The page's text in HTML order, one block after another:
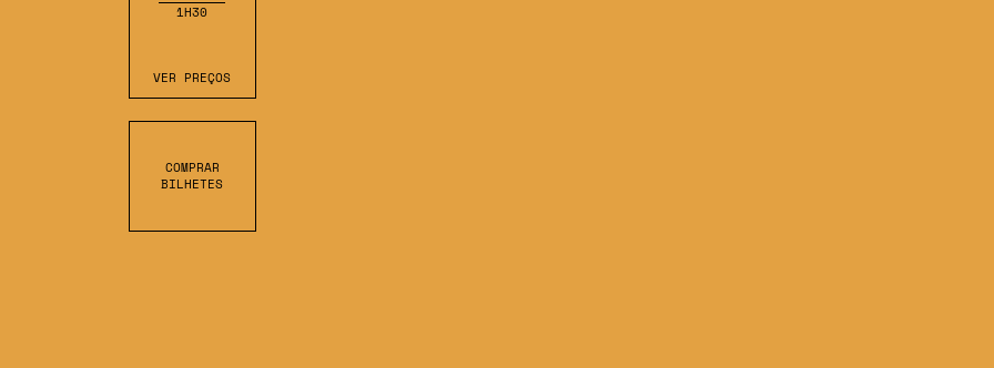
1H30
VER PREÇOS
COMPRAR
BILHETES